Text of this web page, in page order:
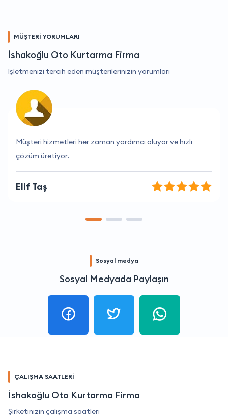
MÜŞTERİ YORUMLARI
İshakoğlu Oto Kurtarma Firma
İşletmenizi tercih eden müşterilerinizin yorumları
Çalışanları her zaman nazik ve yardımsever.
Mustafa Karadeniz
Sosyal medya
Sosyal Medyada Paylaşın
ÇALIŞMA SAATLERİ
İshakoğlu Oto Kurtarma Firma
Şirketinizin çalışma saatleri